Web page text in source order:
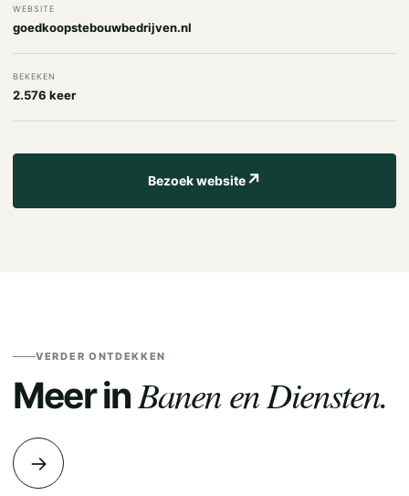
WEBSITE
goedkoopstebouwbedrijven.nl
BEKEKEN
2.576 keer
Bezoek website↗
VERDER ONTDEKKEN
Meer inBanen en Diensten.
→